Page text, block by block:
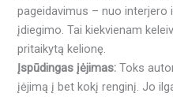
pageidavimus – nuo interjero
įdiegimo. Tai kiekvienam
pritaikytą kelionę.
Įspūdingas įėjimas: Toks
įėjimą į bet kokį renginį. Jo